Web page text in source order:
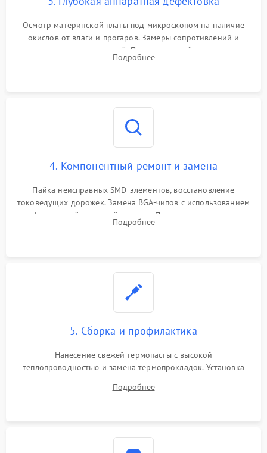
Осмотр материнской платы под микроскопом на наличие
окислов от влаги и прогаров. Замеры сопротивлений и
дежурных напряжений. Проверка цепей питания,
мультиконтроллера, процессора и видеочипа.
Подробнее
4. Компонентный ремонт и замена
Пайка неисправных SMD-элементов, восстановление
токоведущих дорожек. Замена BGA-чипов с использованием
инфракрасной паяльной станции. Прошивка микросхемы
BIOS или замена поврежденных портов USB
Подробнее
5. Сборка и профилактика
Нанесение свежей термопасты с высокой
теплопроводностью и замена термопрокладок. Установка
шлейфов, модулей памяти и накопителей. Предварительная
Подробнее